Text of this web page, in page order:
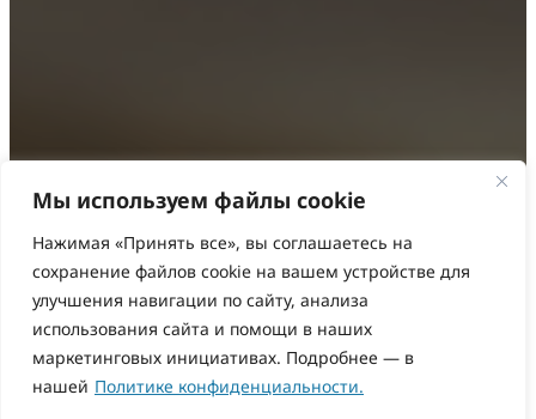
Мы используем файлы cookie
Нажимая «Принять все», вы соглашаетесь на
сохранение файлов cookie на вашем устройстве для
улучшения навигации по сайту, анализа
использования сайта и помощи в наших
маркетинговых инициативах. Подробнее — в
нашей Политике конфиденциальности.